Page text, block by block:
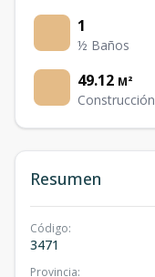
1
½ Baños
49.12 M²
Construcción
Resumen
Código:
3471
Provincia: